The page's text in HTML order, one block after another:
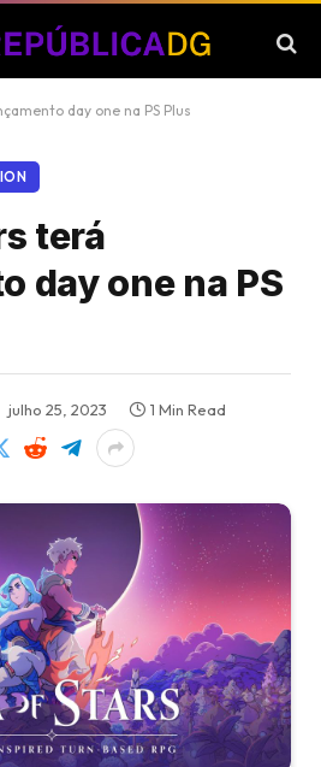
day one na PS Plus
terá
day one na PS
julho 25, 2023
1 Min Read